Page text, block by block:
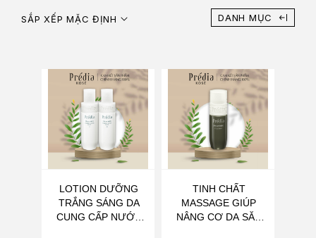
SẮP XẾP MẶC ĐỊNH DANH MỤC
LOTION DƯỠNG
TRẮNG SÁNG DA
CUNG CẤP NƯỚC
TINH CHẤT
MASSAGE GIÚP
NÂNG CƠ DA SĂN